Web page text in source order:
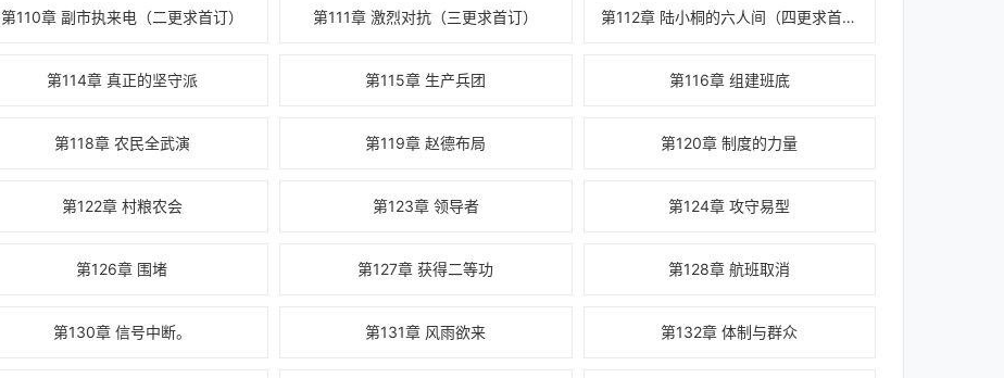
第110章 副市执来电（二更求首订） 第111章 激烈对抗（三更求首订） 第112章 陆小桐的六人间（四更求首订）
第114章 真正的坚守派 第115章 生产兵团 第116章 组建班底
第118章 农民全武演 第119章 赵德布局 第120章 制度的力量
第122章 村粮农会 第123章 领导者 第124章 攻守易型
第126章 围堵 第127章 获得二等功 第128章 航班取消
第130章 信号中断。 第131章 风雨欲来 第132章 体制与群众